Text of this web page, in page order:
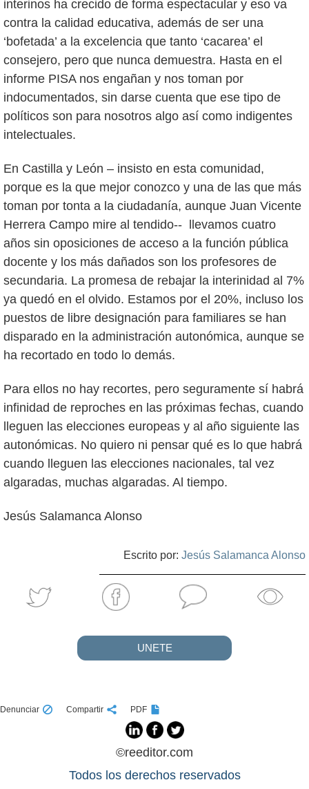
interinos ha crecido de forma espectacular y eso va
contra la calidad educativa, además de ser una
‘bofetada’ a la excelencia que tanto ‘cacarea’ el
consejero, pero que nunca demuestra. Hasta en el
informe PISA nos engañan y nos toman por
indocumentados, sin darse cuenta que ese tipo de
políticos son para nosotros algo así como indigentes
intelectuales.
En Castilla y León – insisto en esta comunidad,
porque es la que mejor conozco y una de las que más
toman por tonta a la ciudadanía, aunque Juan Vicente
Herrera Campo mire al tendido-- llevamos cuatro
años sin oposiciones de acceso a la función pública
docente y los más dañados son los profesores de
secundaria. La promesa de rebajar la interinidad al 7%
ya quedó en el olvido. Estamos por el 20%, incluso los
puestos de libre designación para familiares se han
disparado en la administración autonómica, aunque se
ha recortado en todo lo demás.
Para ellos no hay recortes, pero seguramente sí habrá
infinidad de reproches en las próximas fechas, cuando
lleguen las elecciones europeas y al año siguiente las
autonómicas. No quiero ni pensar qué es lo que habrá
cuando lleguen las elecciones nacionales, tal vez
algaradas, muchas algaradas. Al tiempo.
Jesús Salamanca Alonso
Escrito por: Jesús Salamanca Alonso
UNETE
Denunciar Compartir PDF
©reeditor.com
Todos los derechos reservados